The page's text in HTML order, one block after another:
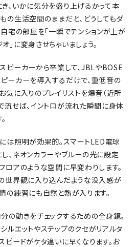
、いかに気分を盛り上げるかって本
の生活空間のままだと、どうしてもダ
自宅の部屋を「一瞬でテンションが上が
に変身させちゃいましょう。
ピーカーから卒業して、JBLやBOSE
カーを導入するだけで、重低音の
気に入りのプレイリストを爆音（近所
流せば、イントロが流れた瞬間に身体
は照明が効果的。スマートLED電球
、ネオンカラーやブルーの光に設定
ロアのような空間に早変わりします。
世界観に入り込んだような没入感が
の練習にも自然と熱が入ります。
の動きをチェックするための全身鏡。
ルエットやステップのクセがリアルタ
ピードがケタ違いに早くなります。お